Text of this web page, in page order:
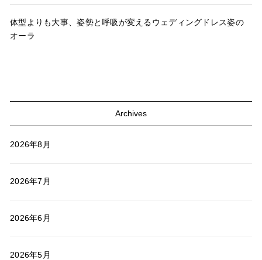
体型よりも大事、姿勢と呼吸が変えるウェディングドレス姿の
オーラ
Archives
2026年8月
2026年7月
2026年6月
2026年5月